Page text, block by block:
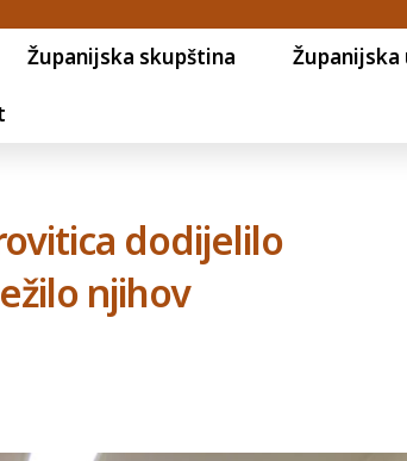
Županijska skupština Županijska
dodijelilo
njihov